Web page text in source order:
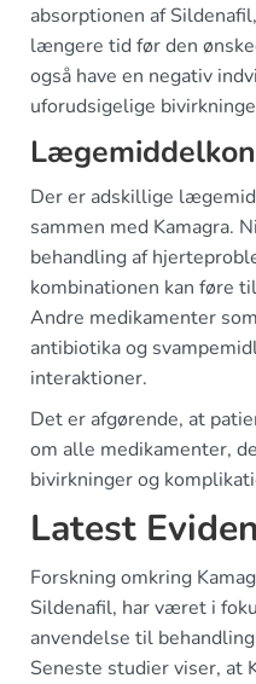
absorptionen af
længere tid før den
også have en negativ
uforudsigelige
Der er adskillige
sammen med Kamagra.
behandling af
kombinationen kan føre
Andre medikamenter
antibiotika og
interaktioner.
Det er afgørende, at
om alle medikamenter,
bivirkninger og
Latest
Forskning omkring
Sildenafil, har været i
anvendelse til
Seneste studier viser, at